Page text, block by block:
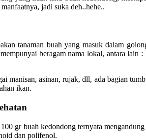
jadi suka deh..hehe..
tanaman buah yang masuk dalam
beragam nama lokal, antara
manisan, asinan, rujak, dll, ada bagian
ikan.
gr buah kedondong ternyata
dan polifenol.